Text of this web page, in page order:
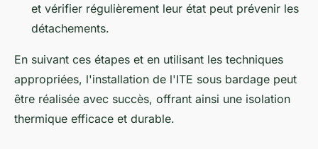
et vérifier régulièrement leur état peut prévenir les
détachements.
En suivant ces étapes et en utilisant les techniques
appropriées, l'installation de l'ITE sous bardage peut
être réalisée avec succès, offrant ainsi une isolation
thermique efficace et durable.